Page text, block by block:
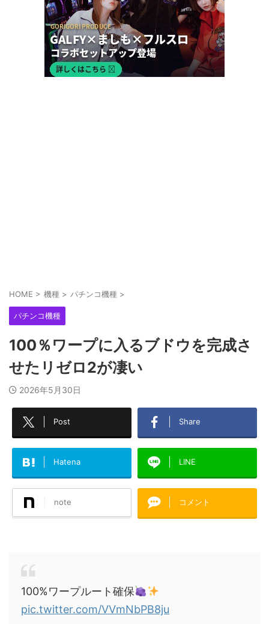
HOME > 機種 > パチンコ機種 >
パチンコ機種
100％ワープに入るブドウを完成さ
せたリゼロ2が凄い
2026年5月30日
Post Share
Hatena LINE
note コメント
100%ワープルート確保
pic.twitter.com/VVmNbPB8ju